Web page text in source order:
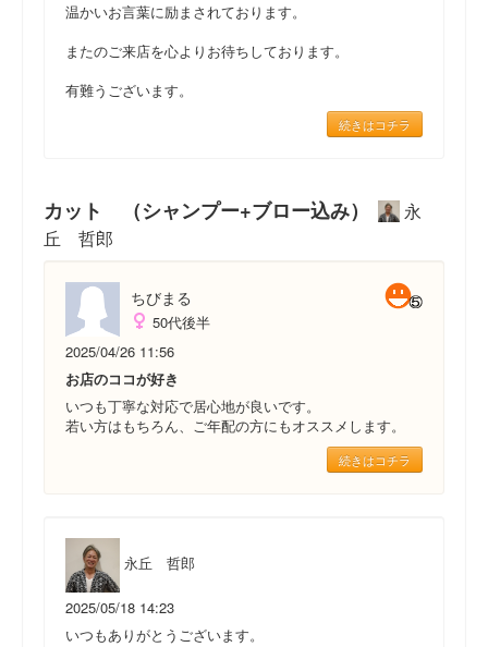
温かいお言葉に励まされております。
またのご来店を心よりお待ちしております。
有難うございます。
続きはコチラ
カット （シャンプー+ブロー込み）
永
丘 哲郎
ちびまる
50代後半
2025/04/26 11:56
お店のココが好き
いつも丁寧な対応で居心地が良いです。
若い方はもちろん、ご年配の方にもオススメします。
続きはコチラ
永丘 哲郎
2025/05/18 14:23
いつもありがとうございます。